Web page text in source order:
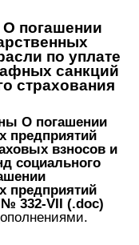
О погашении
по уплате
санкций
страхования
О погашении
предприятий
взносов и
социального
предприятий
№ 332-VII (.doc)